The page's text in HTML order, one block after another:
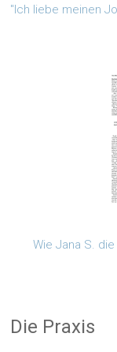
"Ich liebe meinen
Wie Jana S.
Die Praxis